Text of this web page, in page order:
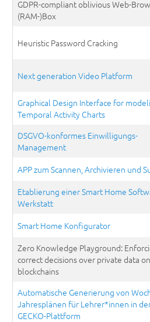
GDPR-compliant oblivious Web-
(RAM-)Box
Heuristic Password Cracking
Next generation Video Platform
Graphical Design Interface for
Temporal Activity Charts
DSGVO-konformes Einwilligungs-
Management
APP zum Scannen, Archivieren und
Etablierung einer Smart Home
Werkstatt
Smart Home Konfigurator
Zero Knowledge Playground:
correct decisions over private data on
blockchains
Automatische Generierung von
Jahresplänen für Lehrer*innen in
GECKO-Plattform